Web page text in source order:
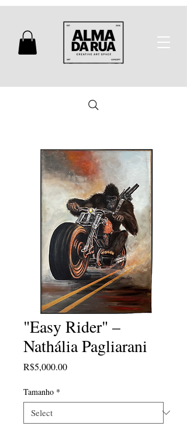
"Easy Rider" –
Nathália Pagliarani
R$5,000.00Price
Tamanho *